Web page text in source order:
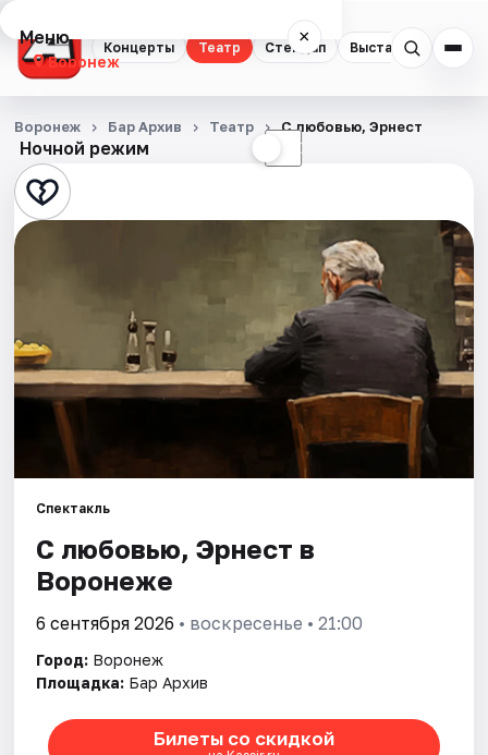
Концерты Театр Стендап Выставки
Меню ×
Воронеж
Концерты
Театр
Стендап
Экскурсии
Спорт
События
Города
Площадки
Рейтинги
Ночной режим ☾
Воронеж Бар Архив Театр С любовью, Эрнест
Спектакль
С любовью, Эрнест в
Воронеже
6 сентября 2026 • воскресенье • 21:00
Город: Воронеж
Площадка: Бар Архив
Билеты со скидкой